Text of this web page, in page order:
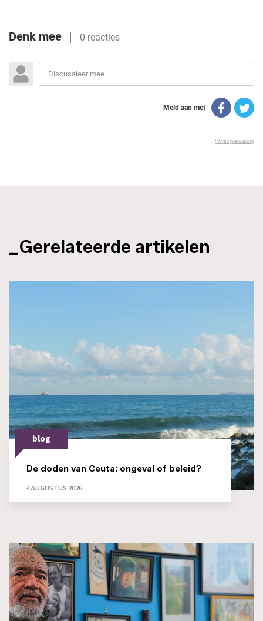
_Gerelateerde artikelen
blog
De doden van Ceuta: ongeval of beleid?
4 AUGUSTUS 2026